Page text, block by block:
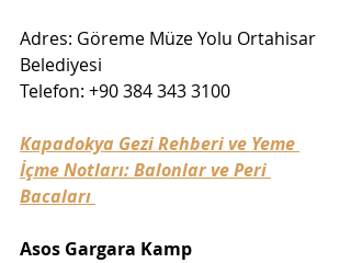
Adres: Göreme Müze Yolu Ortahisar
Belediyesi
Telefon: +90 384 343 3100
Kapadokya Gezi Rehberi ve Yeme
İçme Notları: Balonlar ve Peri
Bacaları
Asos Gargara Kamp